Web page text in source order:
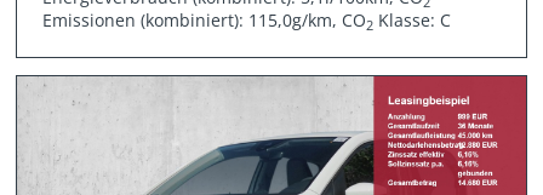
Emissionen (kombiniert): 115,0g/km, CO2 Klasse: C